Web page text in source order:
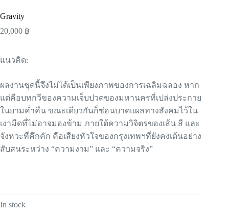
Gravity
20,000 ฿
แนวคิด:
ผลงานชุดนี้จึงไม่ได้เป็นเพียงภาพของการเฉลิมฉลอง หาก
แต่คือบทกวีของความเจ็บปวดของมหานครที่เปล่งประกาย
ในยามค่ำคืน ขณะเดียวกันก็ซ่อนบาดแผลทางสังคมไว้ใน
เงามืดที่ไม่อาจมองข้าม ภายใต้ความวิจิตรของเส้น สี และ
จังหวะที่คึกคัก คือเสียงหัวใจของกรุงเทพฯที่ยังคงเต้นอย่าง
สับสนระหว่าง “ความงาม” และ “ความจริง”
In stock